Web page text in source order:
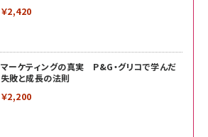
￥2,420
マーケティングの真実 P&G・グリコで学んだ
失敗と成長の法則
￥2,200